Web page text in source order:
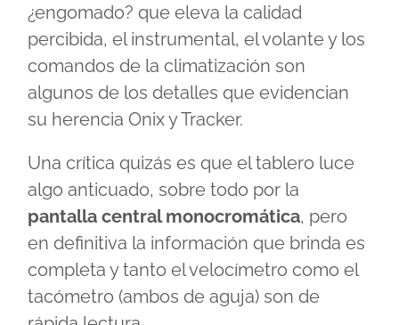
¿engomado? que eleva la calidad
percibida, el instrumental, el volante y los
comandos de la climatización son
algunos de los detalles que evidencian
su herencia Onix y Tracker.
Una crítica quizás es que el tablero luce
algo anticuado, sobre todo por la
pantalla central monocromática, pero
en definitiva la información que brinda es
completa y tanto el velocímetro como el
tacómetro (ambos de aguja) son de